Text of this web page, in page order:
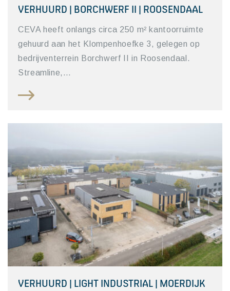
VERHUURD | BORCHWERF II | ROOSENDAAL
CEVA heeft onlangs circa 250 m² kantoorruimte
gehuurd aan het Klompenhoefke 3, gelegen op
bedrijventerrein Borchwerf II in Roosendaal.
Streamline,…
VERHUURD | LIGHT INDUSTRIAL | MOERDIJK